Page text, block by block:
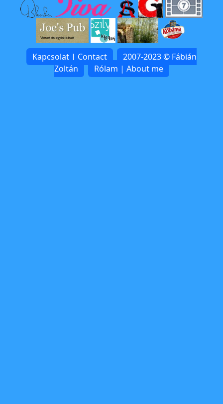
Kapcsolat | Contact
2007-2023 © Fábián
Zoltán
Rólam | About me